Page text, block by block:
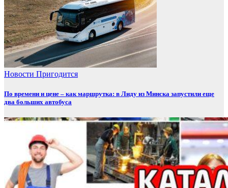
Новости Пригодится
По времени и цене – как маршрутка: в Лиду из Минска запустили еще
два больших автобуса